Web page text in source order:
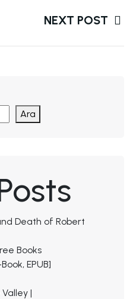
NEXT POST
Ara
Death of Robert
Books
EPUB]
|